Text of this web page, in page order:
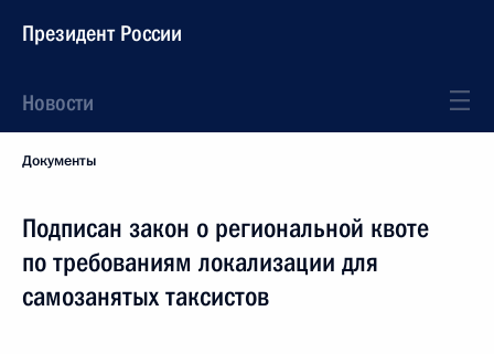
Президент России
Новости
Документы
Подписан закон о региональной квоте
по требованиям локализации для
самозанятых таксистов